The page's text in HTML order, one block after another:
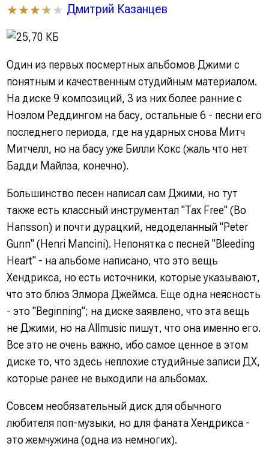
★★★★★ Дмитрий Казанцев
Один из первых посмертных альбомов Джими с
понятным и качественным студийным материалом.
На диске 9 композиций, 3 из них более ранние с
Ноэлом Реддингом на басу, остальные 6 - песни его
последнего периода, где на ударных снова Митч
Митчелл, но на басу уже Билли Кокс (жаль что нет
Бадди Майлза, конечно).
Большинство песен написал сам Джими, но тут
также есть классный инструментал "Tax Free" (Bo
Hansson) и почти дурацкий, недоделанный "Peter
Gunn" (Henri Mancini). Непонятка с песней "Bleeding
Heart" - на альбоме написано, что это вещь
Хендрикса, но есть источники, которые указывают,
что это блюз Элмора Джеймса. Еще одна неясность
- это "Beginning"; на диске заявлено, что эта вещь
не Джими, но на Allmusic пишут, что она именно его.
Все это не очень важно, ибо самое ценное в этом
диске то, что здесь неплохие студийные записи ДХ,
которые ранее не выходили на альбомах.
Совсем необязательный диск для обычного
любителя поп-музыки, но для фаната Хендрикса -
это жемчужина (одна из немногих).